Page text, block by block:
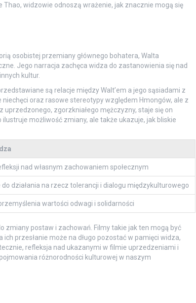
Thao, widzowie odnoszą wrażenie, jak znacznie mogą się
osobistej przemiany głównego bohatera, Walta
Jego narracja zachęca widza do zastanowienia się nad
kultur.
są relacje między Walt’em a jego sąsiadami z
oraz rasowe stereotypy względem Hmongów, ale z
zgorzkniałego mężczyzny, staje się on
możliwość zmiany, ale także ukazuje, jak bliskie
nad własnym zachowaniem społecznym
do działania na rzecz tolerancji i dialogu międzykulturowego
wartości odwagi i solidarności
zmiany postaw i zachowań. Filmy takie jak ten mogą być
ich przesłanie może na długo pozostać w pamięci widza,
refleksja nad ukazanymi w filmie uprzedzeniami i
różnorodności kulturowej w naszym